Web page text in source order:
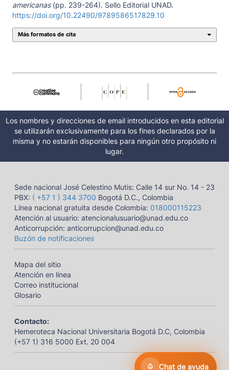
americanas(pp. 239-264). Sello Editorial UNAD.
https://doi.org/10.22490/9789586517829.10
Más formatos de cita
Los nombres y direcciones de email introducidos en esta editorial
se utilizarán exclusivamente para los fines declarados por la
misma y no estarán disponibles para ningún otro propósito ni
lugar.
Sede nacional José Celestino Mutis: Calle 14 sur No. 14 - 23
PBX: ( +57 1 ) 344 3700 Bogotá D.C., Colombia
Línea nacional gratuita desde Colombia: 018000115223
Atención al usuario: atencionalusuario@unad.edu.co
Anticorrupción: anticorrupcion@unad.edu.co
Buzón de notificaciones
Mapa del sitio
Atención en línea
Correo institucional
Glosario
Contacto:
Hemeroteca Nacional Universitaria Bogotá D.C, Colombia
(+57 1) 316 5000 Ext. 20 004
Chat de ayuda